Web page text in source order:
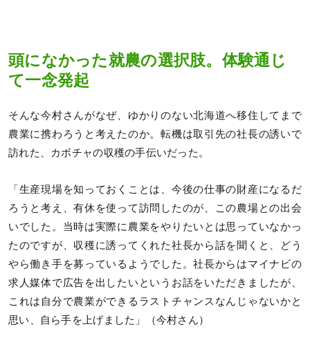
頭になかった就農の選択肢。体験通じ
て一念発起
そんな今村さんがなぜ、ゆかりのない北海道へ移住してまで
農業に携わろうと考えたのか。転機は取引先の社長の誘いで
訪れた、カボチャの収穫の手伝いだった。
「生産現場を知っておくことは、今後の仕事の財産になるだ
ろうと考え、有休を使って訪問したのが、この農場との出会
いでした。当時は実際に農業をやりたいとは思っていなかっ
たのですが、収穫に誘ってくれた社長から話を聞くと、どう
やら働き手を募っているようでした。社長からはマイナビの
求人媒体で広告を出したいというお話をいただきましたが、
これは自分で農業ができるラストチャンスなんじゃないかと
思い、自ら手を上げました」（今村さん）